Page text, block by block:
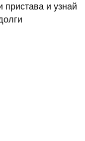
пристава и узнай